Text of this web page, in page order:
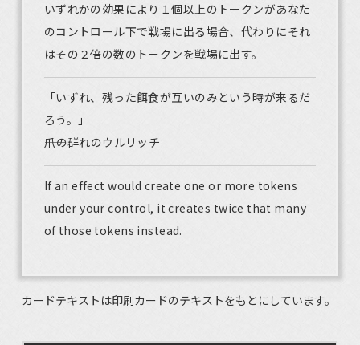
いずれかの効果により１個以上のトークンがあなた
のコントロール下で戦場に出る場合、代わりにそれ
はその２倍の数のトークンを戦場に出す。
「いずれ、残った餌食が互いのみという時が来るだ
ろう。」
――爪の群れのウルリッチ
If an effect would create one or more tokens
under your control, it creates twice that many
of those tokens instead.
カードテキストは印刷カードのテキストをもとにしています。